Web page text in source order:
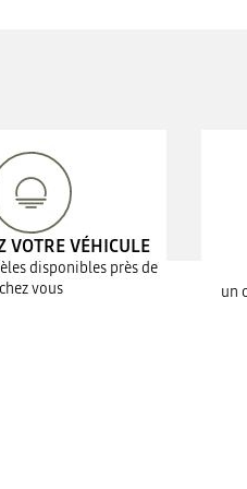
VOTRE VÉHICULE
disponibles près de
chez vous
un